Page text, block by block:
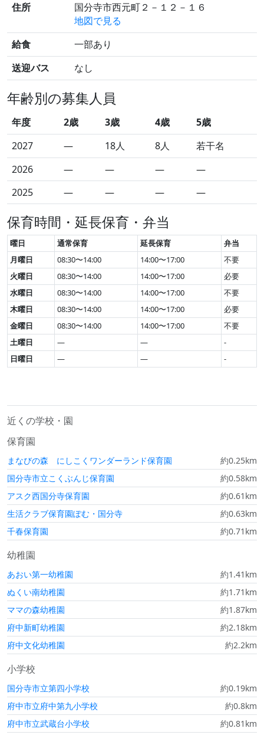
住所
国分寺市西元町２－１２－１６
地図で見る
給食
一部あり
送迎バス
なし
年齢別の募集人員
年度 2歳 3歳 4歳
5歳
2027
— 18人 8人
若干名
2026
— — —
—
2025
— — — —
保育時間・延長保育・弁当
曜日 通常保育 延長保育
弁当
月曜日
08:30〜14:00 14:00〜17:00
不要
火曜日
08:30〜14:00 14:00〜17:00
必要
水曜日
08:30〜14:00 14:00〜17:00
不要
木曜日
08:30〜14:00 14:00〜17:00
必要
金曜日
08:30〜14:00 14:00〜17:00
不要
土曜日
— —
-
日曜日
— — -
近くの学校・園
保育園
まなびの森 にしこくワンダーランド保育園
約0.25km
国分寺市立こくぶんじ保育園
約0.58km
アスク西国分寺保育園
約0.61km
生活クラブ保育園ぽむ・国分寺
約0.63km
千春保育園
約0.71km
幼稚園
あおい第一幼稚園
約1.41km
ぬくい南幼稚園
約1.71km
ママの森幼稚園
約1.87km
府中新町幼稚園
約2.18km
府中文化幼稚園
約2.2km
小学校
国分寺市立第四小学校
約0.19km
府中市立府中第九小学校
約0.8km
府中市立武蔵台小学校
約0.81km